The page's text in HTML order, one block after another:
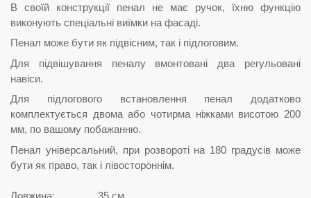
В своїй конструкції пенал не має ручок, їхню функцію
виконують спеціальні виїмки на фасаді.
Пенал може бути як підвісним, так і підлоговим.
Для підвішування пеналу вмонтовані два регульовані
навіси.
Для підлогового встановлення пенал додатково
комплектується двома або чотирма ніжками висотою 200
мм, по вашому побажанню.
Пенал універсальний, при розвороті на 180 градусів може
бути як право, так і лівостороннім.